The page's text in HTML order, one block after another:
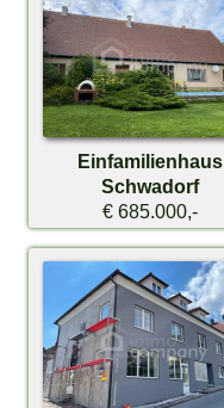
Einfamilienhaus
Schwadorf
€ 685.000,-